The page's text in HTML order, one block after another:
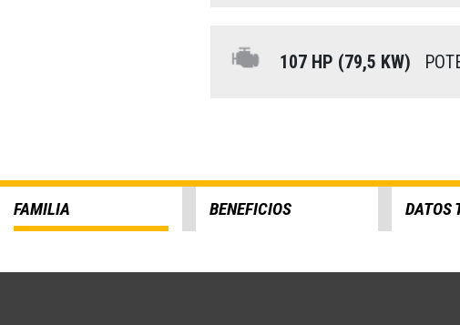
107 HP (79,5 KW)
FAMILIA BENEFICIOS DATOS